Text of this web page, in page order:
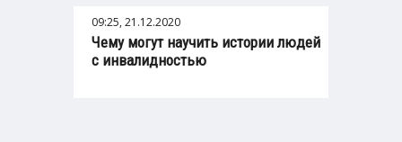
09:25, 21.12.2020
Чему могут научить истории людей
с инвалидностью